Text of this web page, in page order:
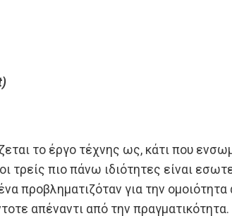
το έργο τέχνης ως, κάτι που
τρείς πιο πάνω ιδιότητες είναι
προβληματιζόταν για την
απέναντι από την πραγματικότητα.